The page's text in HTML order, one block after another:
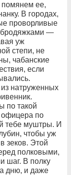
помянем ее,
В городах,
проворливые
бродяжками —
уж
степи, не
чабанские
если
из натруженных
по такой
офицера по
тебе муштры. И
чтобы уж
зеков. Этой
полковыми,
шаг. В полку
дню, и даже